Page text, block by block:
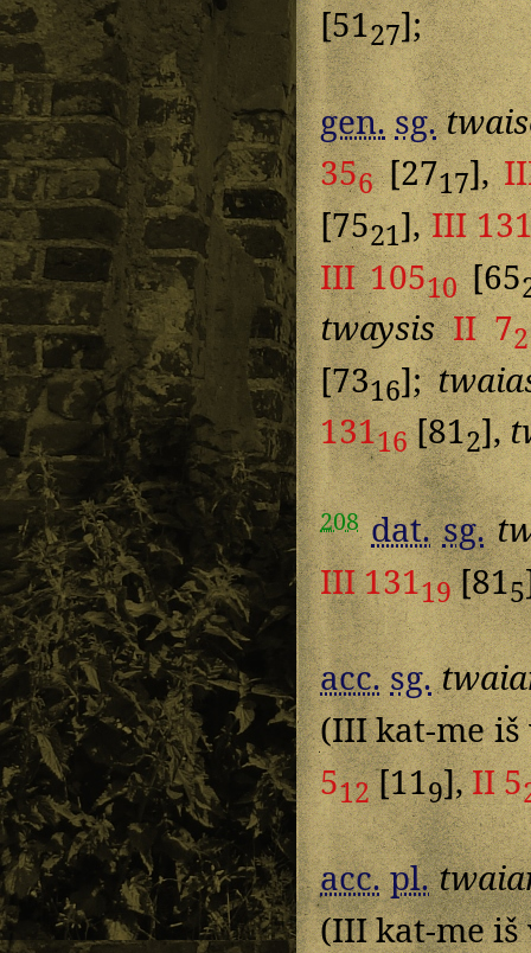
[5127];
gen. sg.
356[2717],
[7521],III
III 10510[65
twaysis II 72
[7316];
13116[812],
208 dat. sg.
III 13119[815
acc. sg.
(III kat-me iš
512[119],II 5
acc. pl.
(III kat-me iš